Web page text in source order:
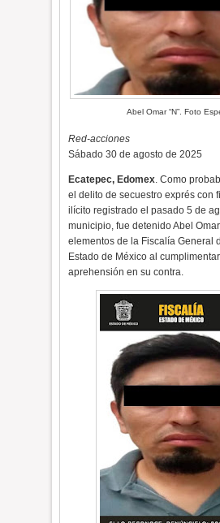
Abel Omar “N”. Foto
Red-acciones
Sábado 30 de agosto de 2025
Ecatepec, Edomex. Como
el delito de secuestro exprés con
ilícito registrado el pasado 5 de
municipio, fue detenido Abel Omar
elementos de la Fiscalía General
Estado de Méxicoal
aprehensión en su contra.